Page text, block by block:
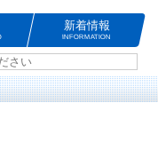
新着情報
INFORMATION